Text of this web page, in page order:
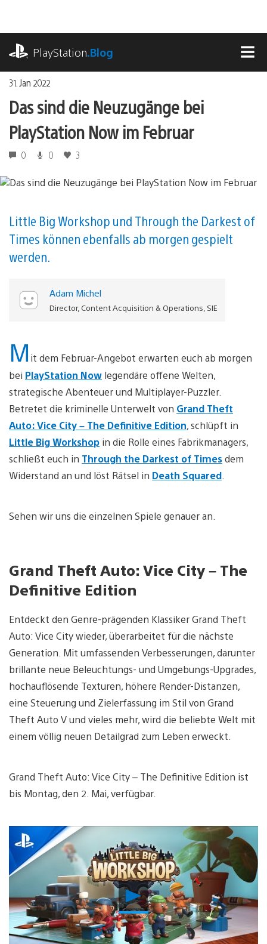
springen
PlayStation.Blog
31. Jan 2022
Das sind die Neuzugänge bei
PlayStation Now im Februar
0 0 3
Little Big Workshop und Through the Darkest of
Times können ebenfalls ab morgen gespielt
werden.
Adam Michel
Director, Content Acquisition & Operations, SIE
M it dem Februar-Angebot erwarten euch ab morgen
bei PlayStation Now legendäre offene Welten,
strategische Abenteuer und Multiplayer-Puzzler.
Betretet die kriminelle Unterwelt von Grand Theft
Auto: Vice City – The Definitive Edition, schlüpft in
Little Big Workshop in die Rolle eines Fabrikmanagers,
schließt euch in Through the Darkest of Timesdem
Widerstand an und löst Rätsel in Death Squared
Sehen wir uns die einzelnen Spiele genauer an.
Grand Theft Auto: Vice City – The
Definitive Edition
Entdeckt den Genre-prägenden Klassiker Grand Theft
Auto: Vice City wieder, überarbeitet für die nächste
Generation. Mit umfassenden Verbesserungen, darunter
brillante neue Beleuchtungs- und Umgebungs-Upgrades,
hochauflösende Texturen, höhere Render-Distanzen,
eine Steuerung und Zielerfassung im Stil von Grand
Theft Auto V und vieles mehr, wird die beliebte Welt mit
einem völlig neuen Detailgrad zum Leben erweckt.
Grand Theft Auto: Vice City – The Definitive Edition ist
bis Montag, den 2. Mai, verfügbar.
Video
abspielen